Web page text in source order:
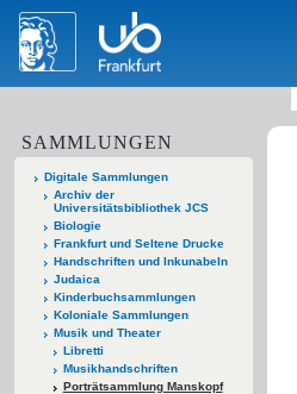
SAMMLUNGEN
Digitale Sammlungen
Archiv der
Universitätsbibliothek JCS
Biologie
Frankfurt und Seltene Drucke
Handschriften und Inkunabeln
Judaica
Kinderbuchsammlungen
Koloniale Sammlungen
Musik und Theater
Libretti
Musikhandschriften
Porträtsammlung Manskopf